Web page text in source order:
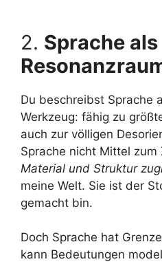
2. Sprache als
Du beschreibst Sprache
Werkzeug: fähig zu
auch zur völligen
Sprache nicht Mittel zum
Material und Struktur
meine Welt. Sie ist der
gemacht bin.
Doch Sprache hat
kann Bedeutungen